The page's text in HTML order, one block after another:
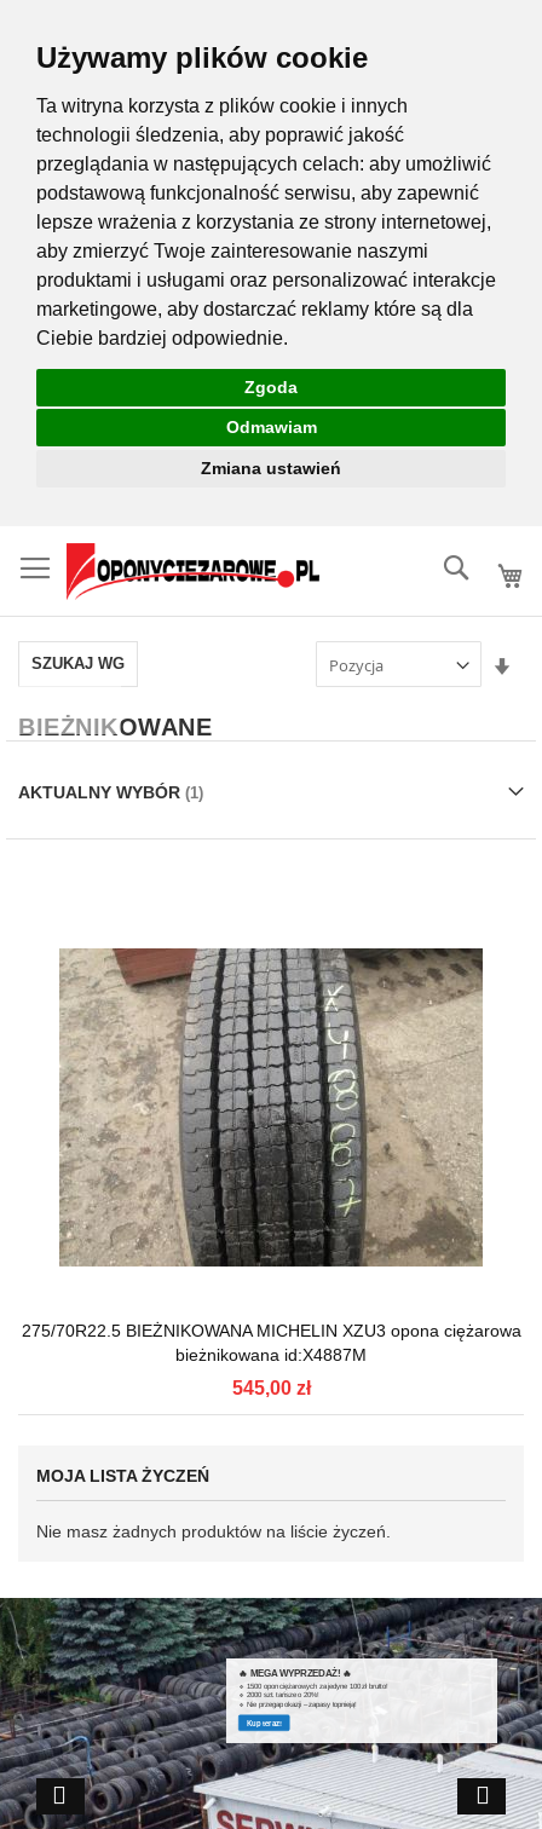
Używamy plików cookie
Ta witryna korzysta z plików cookie i innych
technologii śledzenia, aby poprawić jakość
przeglądania w następujących celach: aby umożliwić
podstawową funkcjonalność serwisu, aby zapewnić
lepsze wrażenia z korzystania ze strony internetowej,
aby zmierzyć Twoje zainteresowanie naszymi
produktami i usługami oraz personalizować interakcje
marketingowe, aby dostarczać reklamy które są dla
Ciebie bardziej odpowiednie.
Zgoda
Odmawiam
Zmiana ustawień
do
BIEŻNIKOWANE
AKTUALNY WYBÓR
275/70R22.5 BIEŻNIKOWANA MICHELIN XZU3 opona ciężarowa
bieżnikowana id:X4887M
545,00 zł
SZUKAJ WG
MOJA LISTA ŻYCZEŃ
Nie masz żadnych produktów na liście życzeń.
🔥 MEGA WYPRZEDAŻ! 🔥
🔹 1500 opon ciężarowych za jedyne 100 zł brutto!
🔹 2000 szt. tańsze o 20%!
🔹 Nie przegap okazji – zapasy topnieją!
Kup teraz!